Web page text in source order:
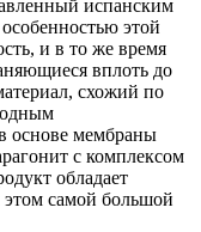
испанским
этой
и в то же время
вплоть до
схожий по
основе мембраны
с комплексом
обладает
самой большой